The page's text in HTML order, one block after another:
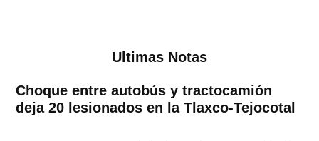
Ultimas Notas
Choque entre autobús y tractocamión
deja 20 lesionados en la Tlaxco-Tejocotal